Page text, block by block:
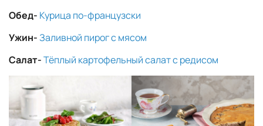
Обед- Курица по-французски
Ужин-Заливной пирог с мясом
Салат-Тёплый картофельный салат с редисом